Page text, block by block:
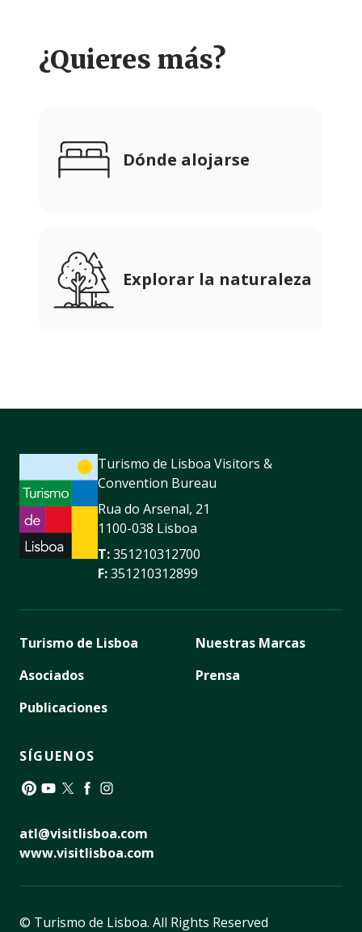
¿Quieres más?
Dónde alojarse
Explorar la naturaleza
Turismo de Lisboa Visitors &
Convention Bureau
Rua do Arsenal, 21
1100-038 Lisboa
T:351210312700
F:351210312899
Turismo de Lisboa
Asociados
Publicaciones
Nuestras Marcas
Prensa
SÍGUENOS
atl@visitlisboa.com
www.visitlisboa.com
© Turismo de Lisboa. All Rights Reserved